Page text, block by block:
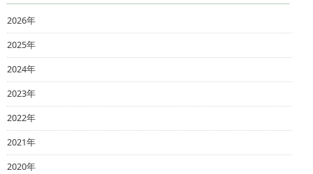
2026年
2025年
2024年
2023年
2022年
2021年
2020年